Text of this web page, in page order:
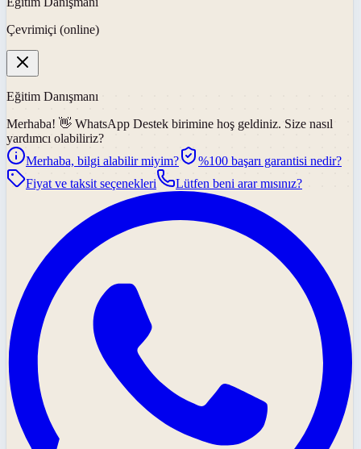
Çevrimiçi (online)
Eğitim Danışmanı
Merhaba! 👋 WhatsApp Destek birimine hoş geldiniz. Size nasıl
yardımcı olabiliriz?
Merhaba, bilgi alabilir miyim?
%100 başarı garantisi nedir?
Fiyat ve taksit seçenekleri
Lütfen beni arar mısınız?